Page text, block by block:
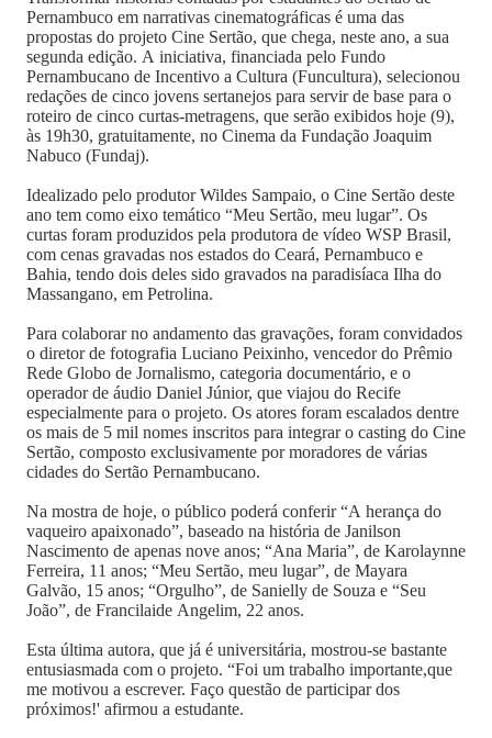
Pernambuco em narrativas cinematográficas é uma das
propostas do projeto Cine Sertão, que chega, neste ano, a sua
segunda edição. A iniciativa, financiada pelo Fundo
Pernambucano de Incentivo a Cultura (Funcultura), selecionou
redações de cinco jovens sertanejos para servir de base para o
roteiro de cinco curtas-metragens, que serão exibidos hoje (9),
às 19h30, gratuitamente, no Cinema da Fundação Joaquim
Nabuco (Fundaj).
Idealizado pelo produtor Wildes Sampaio, o Cine Sertão deste
ano tem como eixo temático “Meu Sertão, meu lugar”. Os
curtas foram produzidos pela produtora de vídeo WSP Brasil,
com cenas gravadas nos estados do Ceará, Pernambuco e
Bahia, tendo dois deles sido gravados na paradisíaca Ilha do
Massangano, em Petrolina.
Para colaborar no andamento das gravações, foram convidados
o diretor de fotografia Luciano Peixinho, vencedor do Prêmio
Rede Globo de Jornalismo, categoria documentário, e o
operador de áudio Daniel Júnior, que viajou do Recife
especialmente para o projeto. Os atores foram escalados dentre
os mais de 5 mil nomes inscritos para integrar o casting do Cine
Sertão, composto exclusivamente por moradores de várias
cidades do Sertão Pernambucano.
Na mostra de hoje, o público poderá conferir “A herança do
vaqueiro apaixonado”, baseado na história de Janilson
Nascimento de apenas nove anos; “Ana Maria”, de Karolaynne
Ferreira, 11 anos; “Meu Sertão, meu lugar”, de Mayara
Galvão, 15 anos; “Orgulho”, de Sanielly de Souza e “Seu
João”, de Francilaide Angelim, 22 anos.
Esta última autora, que já é universitária, mostrou-se bastante
entusiasmada com o projeto. “Foi um trabalho importante,que
me motivou a escrever. Faço questão de participar dos
próximos!' afirmou a estudante.